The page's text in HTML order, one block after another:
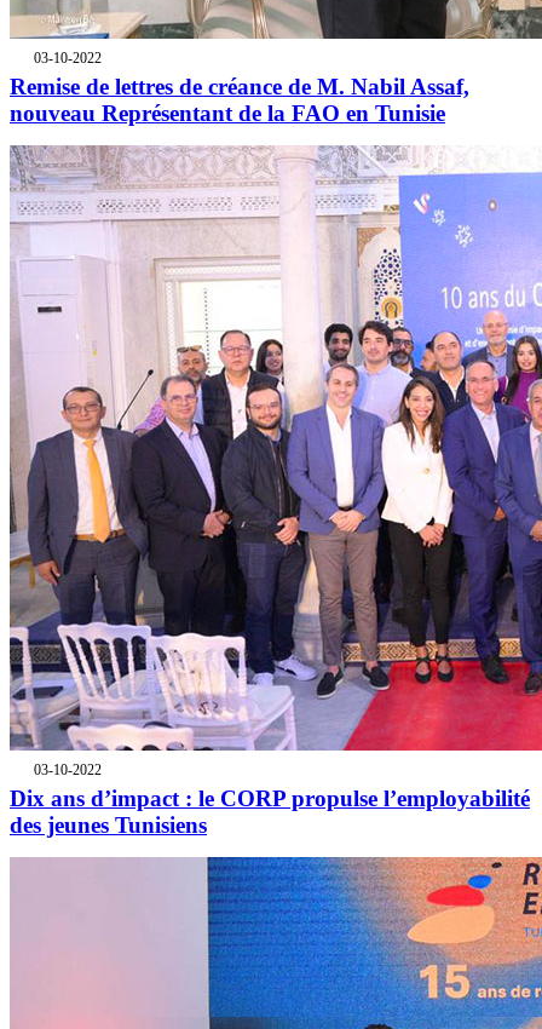
03-10-2022
Remise de lettres de créance de M. Nabil Assaf,
nouveau Représentant de la FAO en Tunisie
03-10-2022
Dix ans d’impact : le CORP propulse l’employabilité
des jeunes Tunisiens